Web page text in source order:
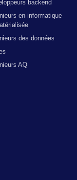
backend
en informatique
des données
AQ